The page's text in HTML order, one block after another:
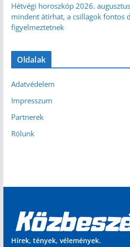
Hétvégi horoszkóp 2026.
mindent átírhat, a csillagok fontos
figyelmeztetnek
Oldalak
Adatvédelem
Impresszum
Partnerek
Rólunk
Hírek, tények, vélemények.